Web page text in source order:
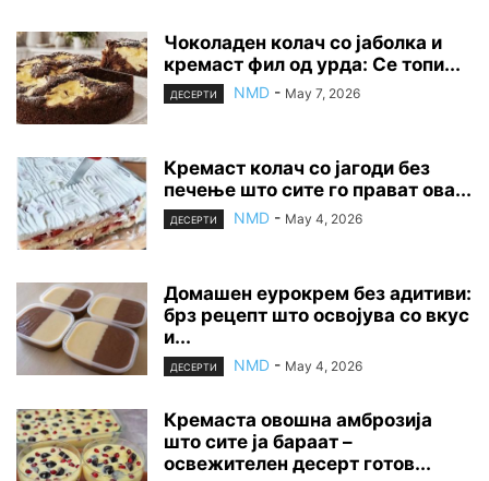
Чоколаден колач со јаболка и
кремаст фил од урда: Се топи...
ДЕСЕРТИ NMD - May 7, 2026
Кремаст колач со јагоди без
печење што сите го прават ова...
ДЕСЕРТИ NMD - May 4, 2026
Домашен еурокрем без адитиви:
брз рецепт што освојува со вкус
и...
ДЕСЕРТИ NMD - May 4, 2026
Кремаста овошна амброзија
што сите ја бараат –
освежителен десерт готов...